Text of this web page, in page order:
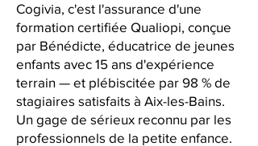
Cogivia, c'est l'assurance d'une
formation certifiée Qualiopi, conçue
par Bénédicte, éducatrice de jeunes
enfants avec 15 ans d'expérience
terrain — et plébiscitée par 98 % de
stagiaires satisfaits à Aix-les-Bains.
Un gage de sérieux reconnu par les
professionnels de la petite enfance.